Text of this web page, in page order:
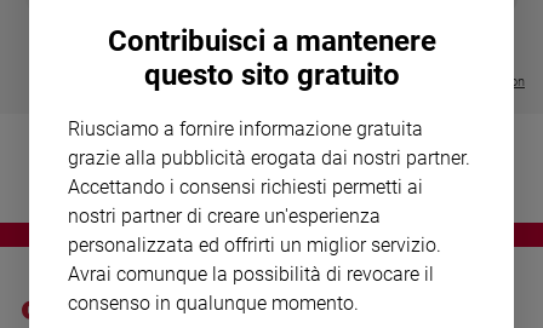
giorno
giorno
- VOL DA 1 AL 5
€ 64,50
Visualizza tutte le collection
Contribuisci a mantenere
questo sito gratuito
Riusciamo a fornire informazione gratuita
grazie alla pubblicità erogata dai nostri partner.
Accettando i consensi richiesti permetti ai
nostri partner di creare un'esperienza
personalizzata ed offrirti un miglior servizio.
Avrai comunque la possibilità di revocare il
consenso in qualunque momento.